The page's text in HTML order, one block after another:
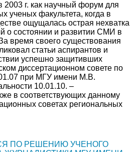
г. как научный форум для
ученых факультета, когда в
ощущалась острая нехватка
о состоянии и развитии СМИ в
время своего существования
статьи аспирантов и
успешно защитивших
диссертационном совете по
при МГУ имени М.В.
10.01.10. –
в соответствующих данному
советах региональных
ПО РЕШЕНИЮ УЧЕНОГО